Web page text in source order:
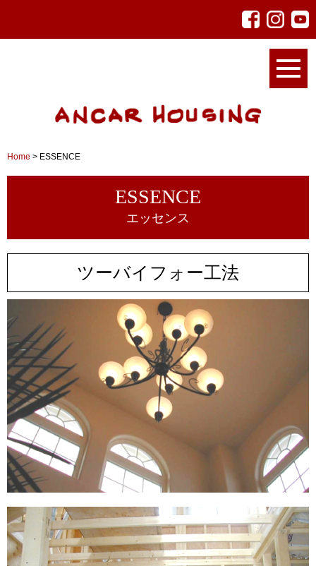
Home > ESSENCE
ESSENCE
エッセンス
ツーバイフォー工法